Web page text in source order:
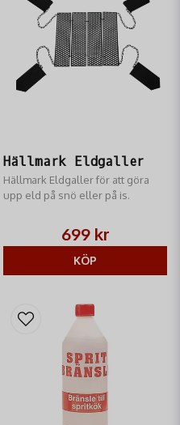
Hällmark Eldgaller
Hällmark Eldgaller för att göra
upp eld på snö eller på is.
699 kr
KÖP